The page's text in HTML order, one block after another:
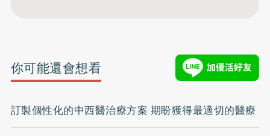
你可能還會想看
訂製個性化的中西醫治療方案 期盼獲得最適切的醫療